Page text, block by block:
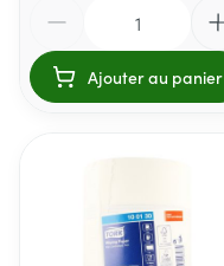
Ajouter au panier